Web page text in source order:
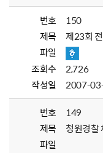
번호
150
제목
제23회
파일
조회수
2,726
작성일
2007-
번호
149
제목
청원경찰
파일